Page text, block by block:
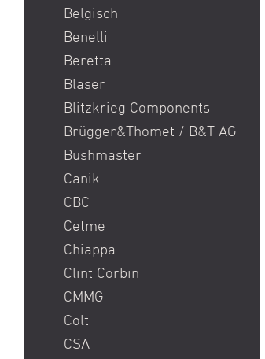
Sig P365 / Sig P365XL
Sig Sauer MCX / Sig Sauer
MPX
SIG SG 551 / SIG SG 552 /
SIG SG 553
Smith & Wesson S&W 686
/ 629 / 29 / 500
Springfield Prodigy
Stgw 57 Commando
Sturmgewehr 57 / stgw 57
/ stgw 57 03
Sturmgewehr 90 / Stgw
90
Walther PDP
Belgisch
Benelli
Beretta
Blaser
Blitzkrieg Components
Brügger&Thomet / B&T AG
Bushmaster
Canik
CBC
Cetme
Chiappa
Clint Corbin
CMMG
Colt
CSA